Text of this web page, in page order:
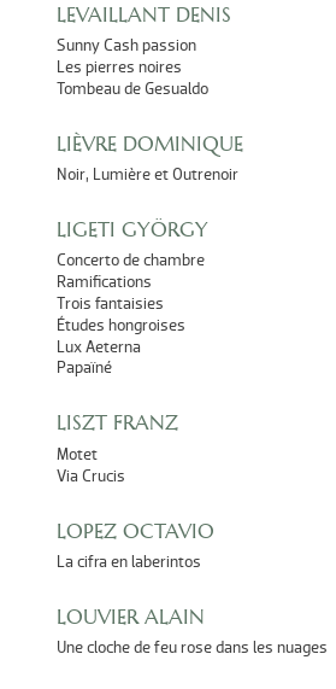
LEVAILLANT DENIS
Sunny Cash passion
Les pierres noires
Tombeau de Gesualdo
LIÈVRE DOMINIQUE
Noir, Lumière et Outrenoir
LIGETI GYÖRGY
Concerto de chambre
Ramifications
Trois fantaisies
Études hongroises
Lux Aeterna
Papaïné
LISZT FRANZ
Motet
Via Crucis
LOPEZ OCTAVIO
La cifra en laberintos
LOUVIER ALAIN
Une cloche de feu rose dans les nuages